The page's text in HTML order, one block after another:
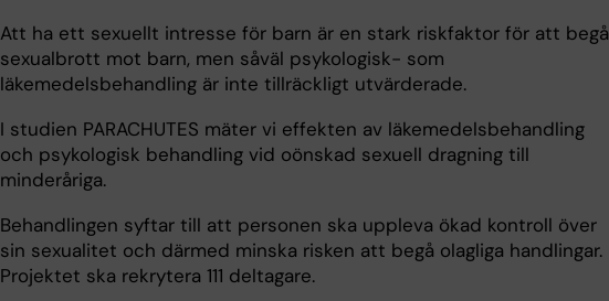
Att ha ett sexuellt intresse för barn är en stark riskfaktor för att begå
sexualbrott mot barn, men såväl psykologisk- som
läkemedelsbehandling är inte tillräckligt utvärderade.
I studien PARACHUTES mäter vi effekten av läkemedelsbehandling
och psykologisk behandling vid oönskad sexuell dragning till
minderåriga.
Behandlingen syftar till att personen ska uppleva ökad kontroll över
sin sexualitet och därmed minska risken att begå olagliga handlingar.
Projektet ska rekrytera 111 deltagare.